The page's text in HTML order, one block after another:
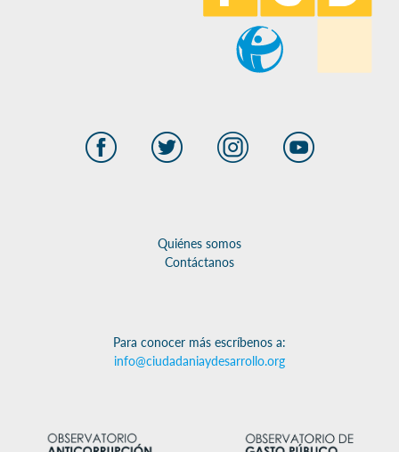
Quiénes somos
Contáctanos
Para conocer más escríbenos a:
info@ciudadaniaydesarrollo.org